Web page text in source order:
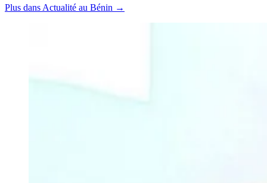
Plus dans Actualité au Bénin →